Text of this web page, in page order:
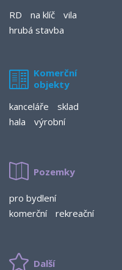
RD
na klíč
vila
hrubá stavba
Komerční
objekty
kanceláře
sklad
hala
výrobní
Pozemky
pro bydlení
komerční
rekreační
Další